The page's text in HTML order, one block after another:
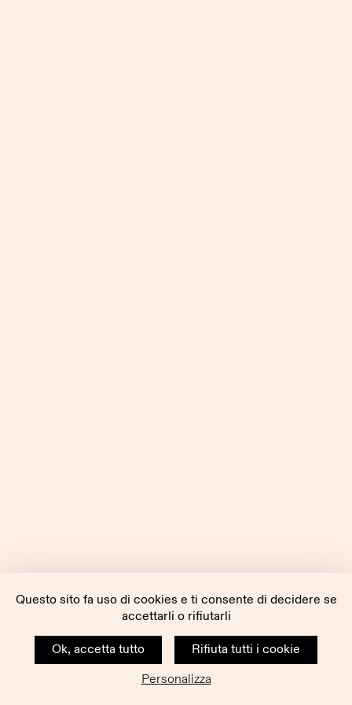
Questo sito fa uso di cookies e ti consente di decidere se
accettarli o rifiutarli
Ok, accetta tutto
Rifiuta tutti i cookie
Personalizza